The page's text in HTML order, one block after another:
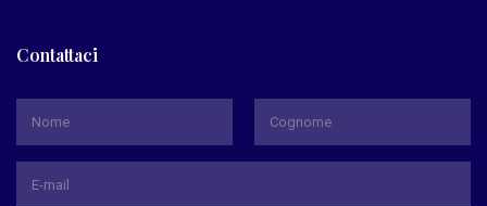
Contattaci